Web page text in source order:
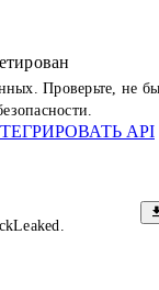
Проверьте, не
API